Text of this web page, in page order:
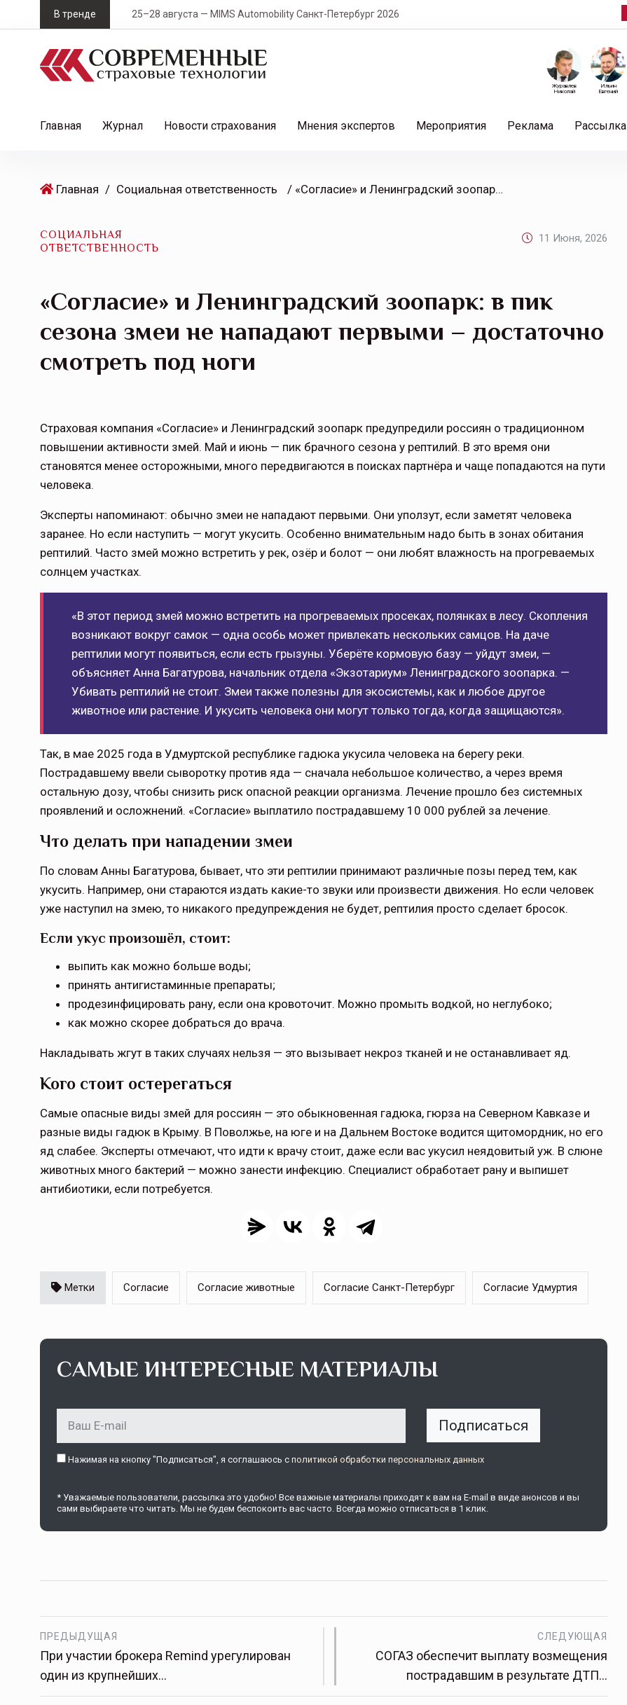
k
В тренде 25–28 августа — MIMS Automobility Санкт-Петербург 2026
Ильин
Евгений
Журавлев
Николай
Главная Журнал Новости страхования Мнения экспертов Мероприятия Реклама Рассылка
Главная / Социальная ответственность / «Согласие» и Ленинградский зоопарк: в пик сезона змеи не нападают первыми – достаточно смотреть под ноги
СОЦИАЛЬНАЯ
ОТВЕТСТВЕННОСТЬ
11 Июня, 2026
«Согласие» и Ленинградский зоопарк: в пик
сезона змеи не нападают первыми – достаточно
смотреть под ноги
Страховая компания «Согласие» и Ленинградский зоопарк предупредили россиян о традиционном
повышении активности змей. Май и июнь — пик брачного сезона у рептилий. В это время они
становятся менее осторожными, много передвигаются в поисках партнёра и чаще попадаются на пути
человека.
Эксперты напоминают: обычно змеи не нападают первыми. Они уползут, если заметят человека
заранее. Но если наступить — могут укусить. Особенно внимательным надо быть в зонах обитания
рептилий. Часто змей можно встретить у рек, озёр и болот — они любят влажность на прогреваемых
солнцем участках.
«В этот период змей можно встретить на прогреваемых просеках, полянках в лесу. Скопления
возникают вокруг самок — одна особь может привлекать нескольких самцов. На даче
рептилии могут появиться, если есть грызуны. Уберёте кормовую базу — уйдут змеи, —
объясняет Анна Багатурова, начальник отдела «Экзотариум» Ленинградского зоопарка. —
Убивать рептилий не стоит. Змеи также полезны для экосистемы, как и любое другое
животное или растение. И укусить человека они могут только тогда, когда защищаются».
Так, в мае 2025 года в Удмуртской республике гадюка укусила человека на берегу реки.
Пострадавшему ввели сыворотку против яда — сначала небольшое количество, а через время
остальную дозу, чтобы снизить риск опасной реакции организма. Лечение прошло без системных
проявлений и осложнений. «Согласие» выплатило пострадавшему 10 000 рублей за лечение.
Что делать при нападении змеи
По словам Анны Багатурова, бывает, что эти рептилии принимают различные позы перед тем, как
укусить. Например, они стараются издать какие-то звуки или произвести движения. Но если человек
уже наступил на змею, то никакого предупреждения не будет, рептилия просто сделает бросок.
Если укус произошёл, стоит:
выпить как можно больше воды;
принять антигистаминные препараты;
продезинфицировать рану, если она кровоточит. Можно промыть водкой, но неглубоко;
как можно скорее добраться до врача.
Накладывать жгут в таких случаях нельзя — это вызывает некроз тканей и не останавливает яд.
Кого стоит остерегаться
Самые опасные виды змей для россиян — это обыкновенная гадюка, гюрза на Северном Кавказе и
разные виды гадюк в Крыму. В Поволжье, на юге и на Дальнем Востоке водится щитомордник, но его
яд слабее. Эксперты отмечают, что идти к врачу стоит, даже если вас укусил неядовитый уж. В слюне
животных много бактерий — можно занести инфекцию. Специалист обработает рану и выпишет
антибиотики, если потребуется.
Метки Согласие Согласие животные Согласие Санкт-Петербург Согласие Удмуртия
САМЫЕ ИНТЕРЕСНЫЕ МАТЕРИАЛЫ
Подписаться
Нажимая на кнопку "Подписаться", я соглашаюсь c политикой обработки персональных данных
* Уважаемые пользователи, рассылка это удобно! Все важные материалы приходят к вам на E-mail в виде анонсов и вы
сами выбираете что читать. Мы не будем беспокоить вас часто. Всегда можно отписаться в 1 клик.
ПРЕДЫДУЩАЯ
При участии брокера Remind урегулирован
один из крупнейших…
СЛЕДУЮЩАЯ
СОГАЗ обеспечит выплату возмещения
пострадавшим в результате ДТП…
Страховщикам пора в сад
растет незначительными темпами. У этого несколько
причин, в том числе низкий уровень
ССТ, 2025 №4 СЕНТЯБРЬ
ОСАГО требует переосмысления
рынка в России является одним из наиболее
прогрессивных в мире, однако в отдельных
ССТ, 2025 №4 СЕНТЯБРЬ